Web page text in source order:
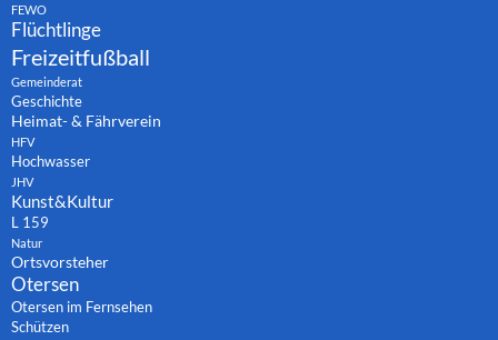
FEWO
Flüchtlinge
Freizeitfußball
Gemeinderat
Geschichte
Heimat- & Fährverein
HFV
Hochwasser
JHV
Kunst&Kultur
L 159
Natur
Ortsvorsteher
Otersen
Otersen im Fernsehen
Schützen